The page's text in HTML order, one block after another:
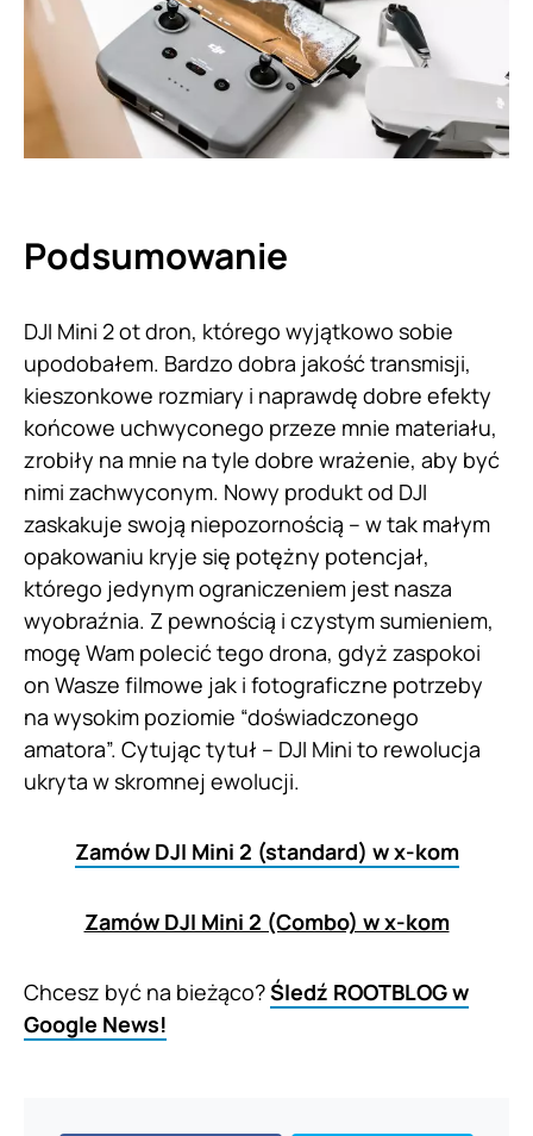
Podsumowanie
DJI Mini 2 ot dron, którego wyjątkowo sobie
upodobałem. Bardzo dobra jakość transmisji,
kieszonkowe rozmiary i naprawdę dobre efekty
końcowe uchwyconego przeze mnie materiału,
zrobiły na mnie na tyle dobre wrażenie, aby być
nimi zachwyconym. Nowy produkt od DJI
zaskakuje swoją niepozornością – w tak małym
opakowaniu kryje się potężny potencjał,
którego jedynym ograniczeniem jest nasza
wyobraźnia. Z pewnością i czystym sumieniem,
mogę Wam polecić tego drona, gdyż zaspokoi
on Wasze filmowe jak i fotograficzne potrzeby
na wysokim poziomie “doświadczonego
amatora”. Cytując tytuł – DJI Mini to rewolucja
ukryta w skromnej ewolucji.
Zamów DJI Mini 2 (standard) w x-kom
Zamów DJI Mini 2 (Combo) w x-kom
Chcesz być na bieżąco?Śledź ROOTBLOG w
Google News!